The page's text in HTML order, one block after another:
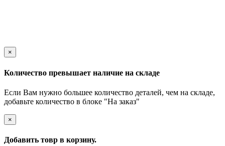
×
Количество превышает наличие на складе
Если Вам нужно большее количество деталей, чем на складе,
добавьте количество в блоке "На заказ"
×
Добавить товр в корзину.